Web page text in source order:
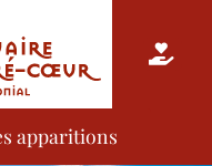
apparitions